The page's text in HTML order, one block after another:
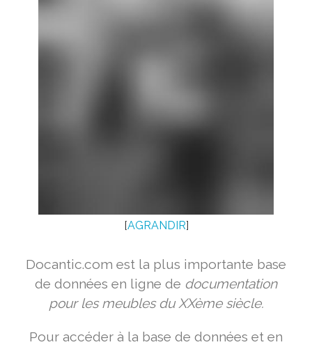
[AGRANDIR]
Docantic.com est la plus importante base
de données en ligne de documentation
pour les meubles du XXème siècle.
Pour accéder à la base de données et en